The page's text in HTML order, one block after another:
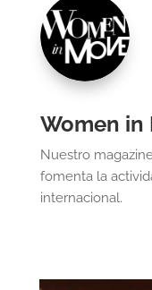
Women in
Nuestro
fomenta la
internacional.